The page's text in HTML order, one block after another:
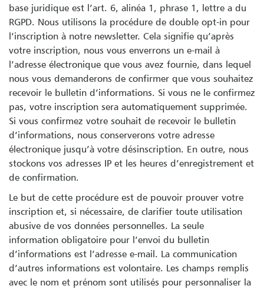
base juridique est l’art. 6, alinéa 1, phrase 1, lettre a du
RGPD. Nous utilisons la procédure de double opt-in pour
l’inscription à notre newsletter. Cela signifie qu’après
votre inscription, nous vous enverrons un e-mail à
l’adresse électronique que vous avez fournie, dans lequel
nous vous demanderons de confirmer que vous souhaitez
recevoir le bulletin d’informations. Si vous ne le confirmez
pas, votre inscription sera automatiquement supprimée.
Si vous confirmez votre souhait de recevoir le bulletin
d’informations, nous conserverons votre adresse
électronique jusqu’à votre désinscription. En outre, nous
stockons vos adresses IP et les heures d’enregistrement et
de confirmation.
Le but de cette procédure est de pouvoir prouver votre
inscription et, si nécessaire, de clarifier toute utilisation
abusive de vos données personnelles. La seule
information obligatoire pour l’envoi du bulletin
d’informations est l’adresse e-mail. La communication
d’autres informations est volontaire. Les champs remplis
avec le nom et prénom sont utilisés pour personnaliser la